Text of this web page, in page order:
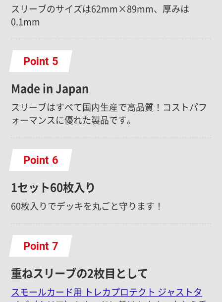
スリーブのサイズは62mm×89mm、厚みは
0.1mm
Point
Made in Japan
スリーブはすべて国内生産で高品質！コストパフ
ォーマンスに優れた製品です。
Point
1セット60枚入り
60枚入りでデッキを丸ごと守ります！
Point
重ねスリーブの2枚目として
スモールカード用 トレカプロテクト ジャストタ